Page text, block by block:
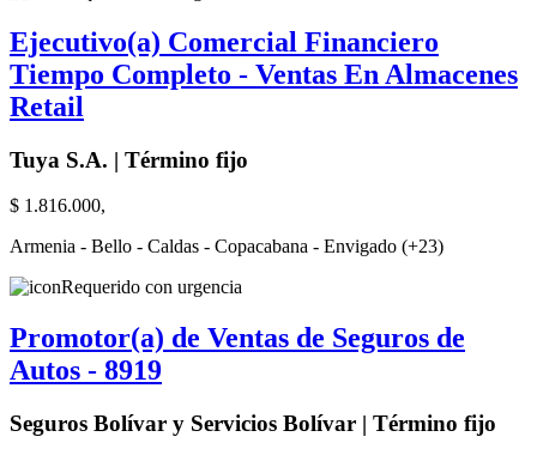
Ejecutivo(a) Comercial Financiero
Tiempo Completo - Ventas En Almacenes
Retail
Tuya S.A. | Término fijo
$ 1.816.000,
Armenia - Bello - Caldas - Copacabana - Envigado (+23)
Requerido con urgencia
Promotor(a) de Ventas de Seguros de
Autos - 8919
Seguros Bolívar y Servicios Bolívar | Término fijo